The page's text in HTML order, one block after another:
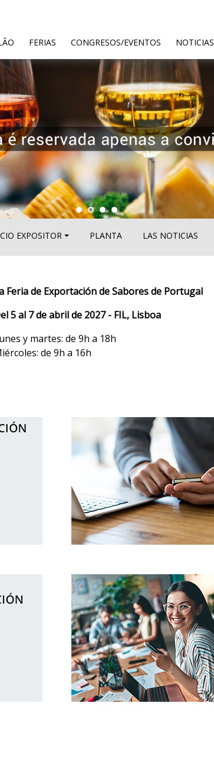
FERIAS CONGRESOS/EVENTOS NOTICIAS
EXPOSITOR PLANTA LAS NOTICIAS
Feria de Exportación de Sabores de Portugal
5 al 7 de abril de 2027 - FIL, Lisboa
y martes: de 9h a 18h
de 9h a 16h